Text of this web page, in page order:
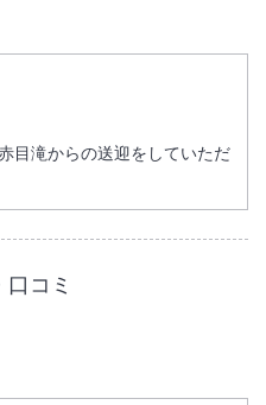
け込むようにただずむ湯と味覚の
寛ぎのひとときをお過ごし下さ
駐車場あり
目滝からの送迎をしていただ
コミ